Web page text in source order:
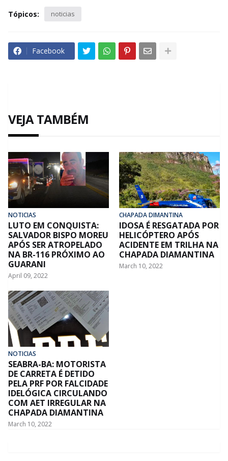
Tópicos: noticias
Facebook
VEJA TAMBÉM
NOTICIAS
LUTO EM CONQUISTA:
SALVADOR BISPO MOREU
APÓS SER ATROPELADO
NA BR-116 PRÓXIMO AO
GUARANI
April 09, 2022
CHAPADA DIMANTINA
IDOSA É RESGATADA POR
HELICÓPTERO APÓS
ACIDENTE EM TRILHA NA
CHAPADA DIAMANTINA
March 10, 2022
NOTICIAS
SEABRA-BA: MOTORISTA
DE CARRETA É DETIDO
PELA PRF POR FALCIDADE
IDELÓGICA CIRCULANDO
COM AET IRREGULAR NA
CHAPADA DIAMANTINA
March 10, 2022